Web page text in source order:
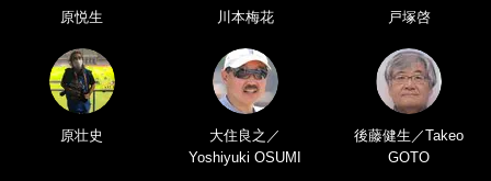
原悦生 川本梅花 戸塚啓
原壮史
大住良之／
Yoshiyuki OSUMI
後藤健生／Takeo
GOTO